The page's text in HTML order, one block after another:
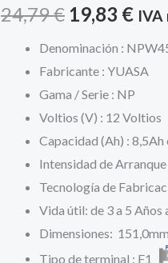
24,79€ El
precio
original
era:
24,79 €.
19,83 €El
es:
IVA
Denominación :
Fabricante : YUASA
Gama / Serie : NP
Voltios (V) : 12 Voltios
Capacidad (Ah) : 8,5Ah
Intensidad de
Tecnología de
Vida útil: de 3 a 5 Años
Dimensiones:
Tipo de terminal : F1